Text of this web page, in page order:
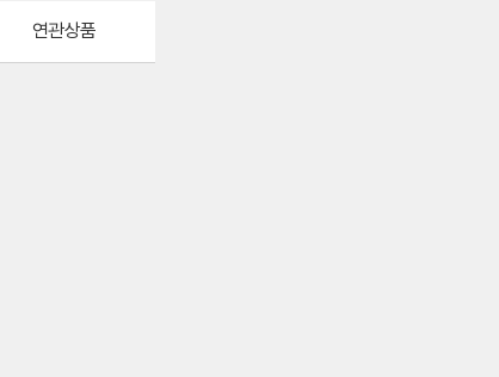
연관상품